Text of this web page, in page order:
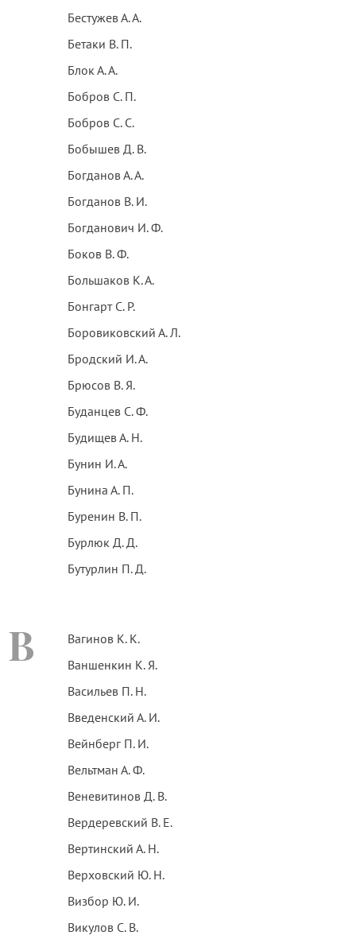
Бестужев А. А.
Бетаки В. П.
Блок А. А.
Бобров С. П.
Бобров С. С.
Бобышев Д. В.
Богданов А. А.
Богданов В. И.
Богданович И. Ф.
Боков В. Ф.
Большаков К. А.
Бонгарт С. Р.
Боровиковский А. Л.
Бродский И. А.
Брюсов В. Я.
Буданцев С. Ф.
Будищев А. Н.
Бунин И. А.
Бунина А. П.
Буренин В. П.
Бурлюк Д. Д.
Бутурлин П. Д.
В
Вагинов К. К.
Ваншенкин К. Я.
Васильев П. Н.
Введенский А. И.
Вейнберг П. И.
Вельтман А. Ф.
Веневитинов Д. В.
Вердеревский В. Е.
Вертинский А. Н.
Верховский Ю. Н.
Визбор Ю. И.
Викулов С. В.